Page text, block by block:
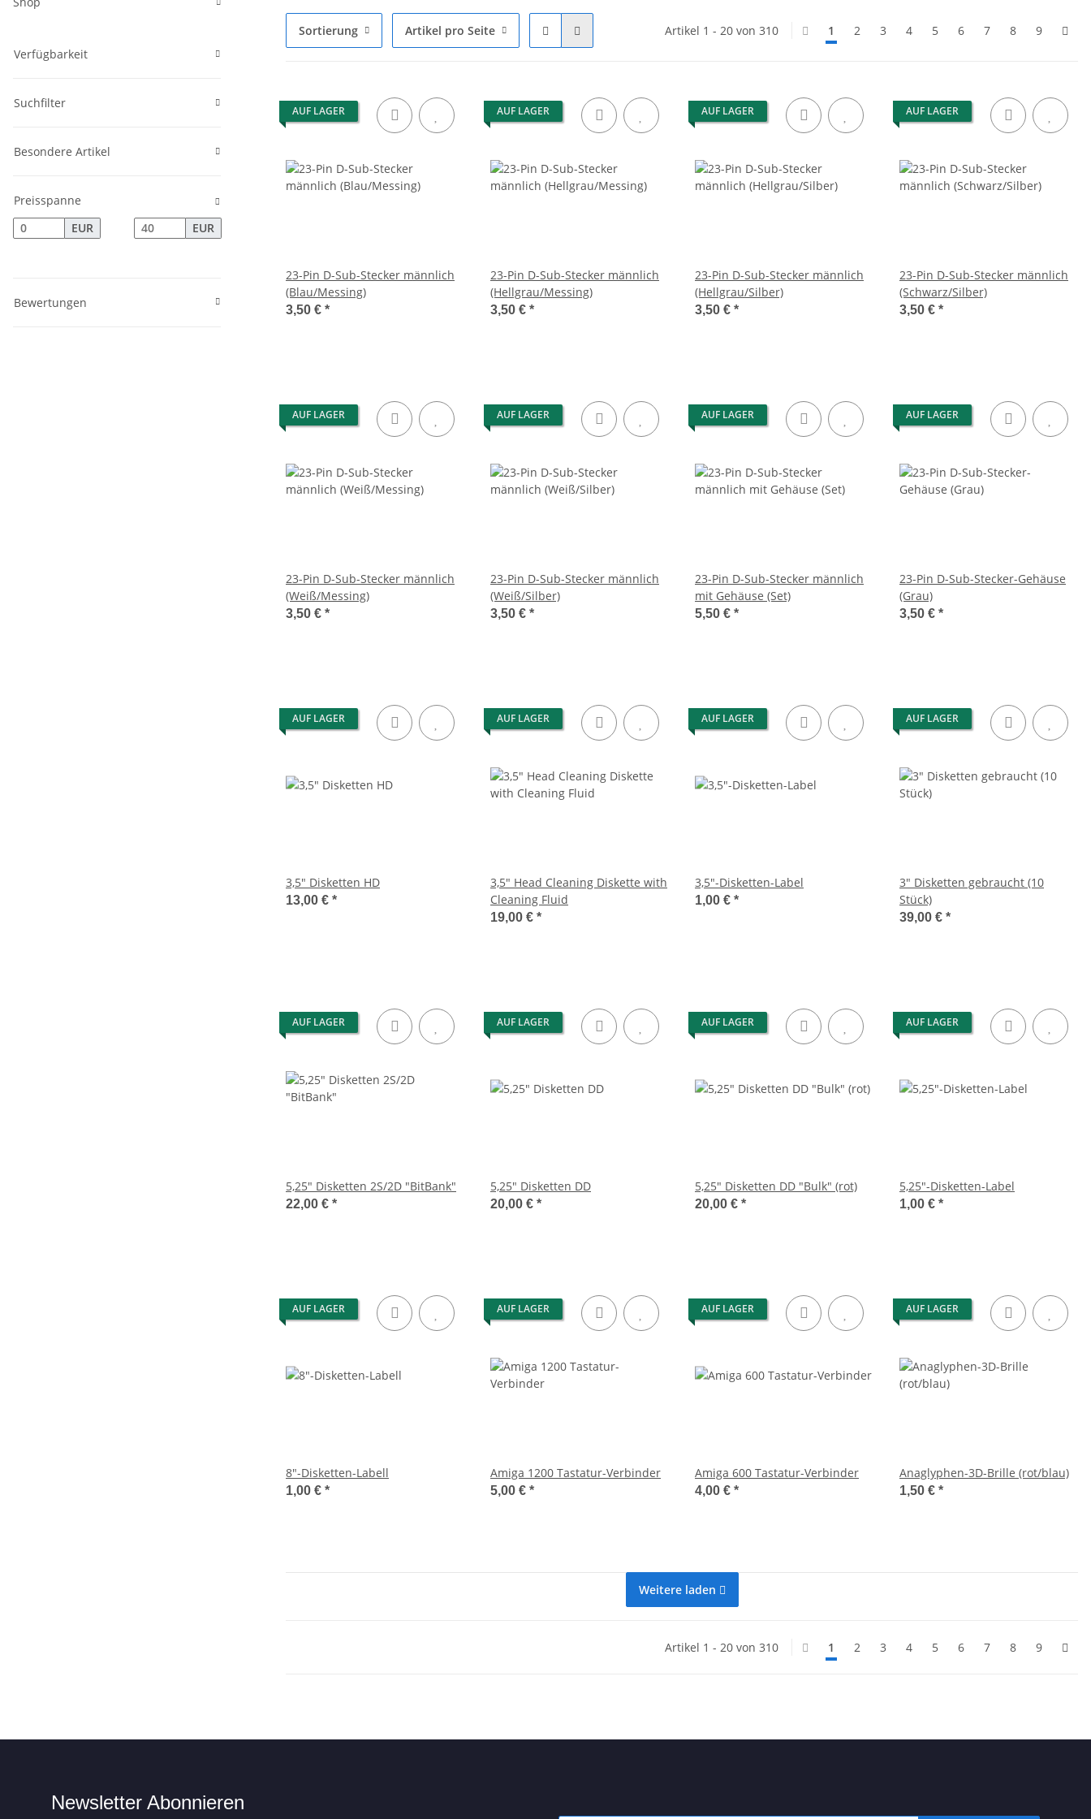
Sortierung Artikel pro Seite Artikel 1 - 20 von 310 1 2 3 4 5 6 7 8 9
AUF LAGER
23-Pin D-Sub-Stecker männlich
(Blau/Messing)
3,50 € *
AUF LAGER
23-Pin D-Sub-Stecker männlich
(Hellgrau/Messing)
3,50 € *
AUF LAGER
23-Pin D-Sub-Stecker männlich
(Hellgrau/Silber)
3,50 € *
AUF LAGER
23-Pin D-Sub-Stecker männlich
(Schwarz/Silber)
3,50 € *
AUF LAGER
23-Pin D-Sub-Stecker männlich
(Weiß/Messing)
3,50 € *
AUF LAGER
23-Pin D-Sub-Stecker männlich
(Weiß/Silber)
3,50 € *
AUF LAGER
23-Pin D-Sub-Stecker männlich
mit Gehäuse (Set)
5,50 € *
AUF LAGER
23-Pin D-Sub-Stecker-Gehäuse
(Grau)
3,50 € *
AUF LAGER
3,5" Disketten HD
13,00 € *
AUF LAGER
3,5" Head Cleaning Diskette with
Cleaning Fluid
19,00 € *
AUF LAGER
3,5"-Disketten-Label
1,00 € *
AUF LAGER
3" Disketten gebraucht (10
Stück)
39,00 € *
AUF LAGER
5,25" Disketten 2S/2D "BitBank"
22,00 € *
AUF LAGER
5,25" Disketten DD
20,00 € *
AUF LAGER
5,25" Disketten DD "Bulk" (rot)
20,00 € *
AUF LAGER
5,25"-Disketten-Label
1,00 € *
AUF LAGER
8"-Disketten-Labell
1,00 € *
AUF LAGER
Amiga 1200 Tastatur-Verbinder
5,00 € *
AUF LAGER
Amiga 600 Tastatur-Verbinder
4,00 € *
AUF LAGER
Anaglyphen-3D-Brille (rot/blau)
1,50 € *
Weitere laden
Artikel 1 - 20 von 310 1 2 3 4 5 6 7 8 9
Verfügbarkeit
Suchfilter
Besondere Artikel
Preisspanne
EUR
EUR
Bewertungen
Newsletter Abonnieren